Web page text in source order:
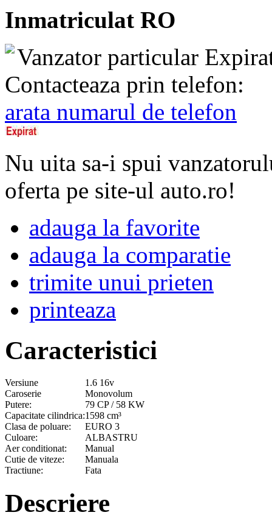
Inmatriculat RO
Vanzator particular
Contacteaza prin telefon:
arata numarul de telefon
Nu uita sa-i spui
oferta pe site-ul auto.ro!
adauga la favorite
adauga la comparatie
trimite unui prieten
printeaza
Caracteristici
Versiune
1.6 16v
Caroserie
Monovolum
Putere:
79 CP / 58 KW
Capacitate cilindrica:1598 cm³
Clasa de poluare:
EURO 3
Culoare:
ALBASTRU
Aer conditionat:
Manual
Cutie de viteze:
Manuala
Tractiune:
Fata
Descriere